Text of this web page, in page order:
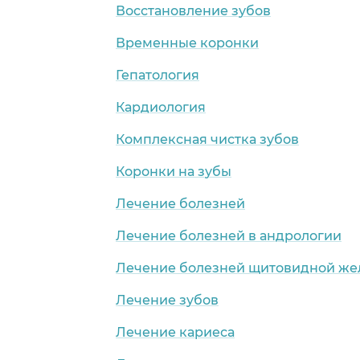
Восстановление зубов
Временные коронки
Гепатология
Кардиология
Комплексная чистка зубов
Коронки на зубы
Лечение болезней
Лечение болезней в андрологии
Лечение болезней щитовидной
Лечение зубов
Лечение кариеса